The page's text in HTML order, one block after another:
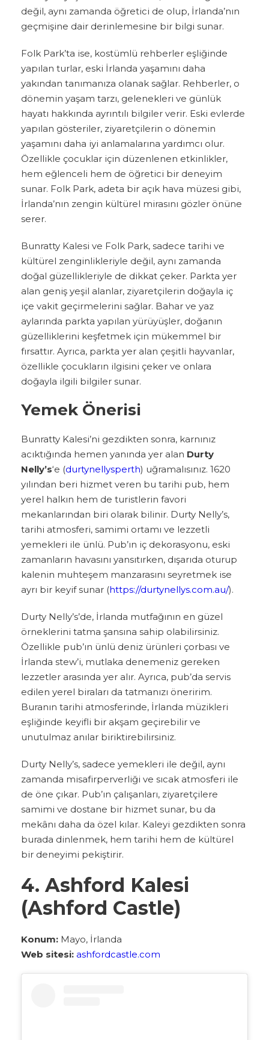
değil, aynı zamanda öğretici de olup, İrlanda’nın
geçmişine dair derinlemesine bir bilgi sunar.
Folk Park’ta ise, kostümlü rehberler eşliğinde
yapılan turlar, eski İrlanda yaşamını daha
yakından tanımanıza olanak sağlar. Rehberler, o
dönemin yaşam tarzı, gelenekleri ve günlük
hayatı hakkında ayrıntılı bilgiler verir. Eski evlerde
yapılan gösteriler, ziyaretçilerin o dönemin
yaşamını daha iyi anlamalarına yardımcı olur.
Özellikle çocuklar için düzenlenen etkinlikler,
hem eğlenceli hem de öğretici bir deneyim
sunar. Folk Park, adeta bir açık hava müzesi gibi,
İrlanda’nın zengin kültürel mirasını gözler önüne
serer.
Bunratty Kalesi ve Folk Park, sadece tarihi ve
kültürel zenginlikleriyle değil, aynı zamanda
doğal güzellikleriyle de dikkat çeker. Parkta yer
alan geniş yeşil alanlar, ziyaretçilerin doğayla iç
içe vakit geçirmelerini sağlar. Bahar ve yaz
aylarında parkta yapılan yürüyüşler, doğanın
güzelliklerini keşfetmek için mükemmel bir
fırsattır. Ayrıca, parkta yer alan çeşitli hayvanlar,
özellikle çocukların ilgisini çeker ve onlara
doğayla ilgili bilgiler sunar.
Yemek Önerisi
Bunratty Kalesi’ni gezdikten sonra, karnınız
acıktığında hemen yanında yer alan Durty
Nelly’s‘e (durtynellysperth) uğramalısınız. 1620
yılından beri hizmet veren bu tarihi pub, hem
yerel halkın hem de turistlerin favori
mekanlarından biri olarak bilinir. Durty Nelly’s,
tarihi atmosferi, samimi ortamı ve lezzetli
yemekleri ile ünlü. Pub’ın iç dekorasyonu, eski
zamanların havasını yansıtırken, dışarıda oturup
kalenin muhteşem manzarasını seyretmek ise
ayrı bir keyif sunar (https://durtynellys.com.au/).
Durty Nelly’s’de, İrlanda mutfağının en güzel
örneklerini tatma şansına sahip olabilirsiniz.
Özellikle pub’ın ünlü deniz ürünleri çorbası ve
İrlanda stew’i, mutlaka denemeniz gereken
lezzetler arasında yer alır. Ayrıca, pub’da servis
edilen yerel biraları da tatmanızı öneririm.
Buranın tarihi atmosferinde, İrlanda müzikleri
eşliğinde keyifli bir akşam geçirebilir ve
unutulmaz anılar biriktirebilirsiniz.
Durty Nelly’s, sadece yemekleri ile değil, aynı
zamanda misafirperverliği ve sıcak atmosferi ile
de öne çıkar. Pub’ın çalışanları, ziyaretçilere
samimi ve dostane bir hizmet sunar, bu da
mekânı daha da özel kılar. Kaleyi gezdikten sonra
burada dinlenmek, hem tarihi hem de kültürel
bir deneyimi pekiştirir.
4. Ashford Kalesi
(Ashford Castle)
Konum: Mayo, İrlanda
Web sitesi: ashfordcastle.com